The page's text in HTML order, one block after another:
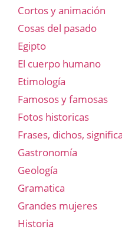
Cortos y animación
Cosas del pasado
Egipto
El cuerpo humano
Etimología
Famosos y famosas
Fotos historicas
Frases, dichos,
Gastronomía
Geología
Gramatica
Grandes mujeres
Historia